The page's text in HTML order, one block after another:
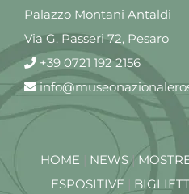
Palazzo Montani Antaldi
Via G. Passeri 72, Pesaro
+39 0721 192 2156
HOME NEWS|
ESPOSITIVE